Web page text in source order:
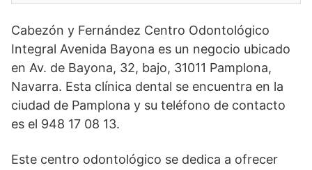
Cabezón y Fernández Centro Odontológico
Integral Avenida Bayona es un negocio ubicado
en Av. de Bayona, 32, bajo, 31011 Pamplona,
Navarra. Esta clínica dental se encuentra en la
ciudad de Pamplona y su teléfono de contacto
es el 948 17 08 13.
Este centro odontológico se dedica a ofrecer